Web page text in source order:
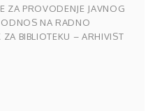
ZA PROVODENJE JAVNOG
NA RADNO
BIBLIOTEKU – ARHIVIST